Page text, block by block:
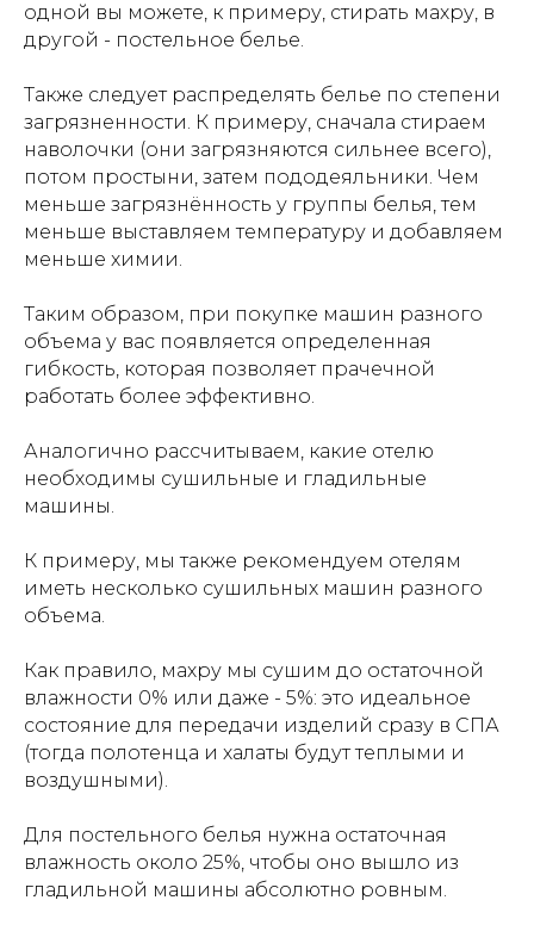
одной вы можете, к примеру, стирать махру, в
другой - постельное белье.
Также следует распределять белье по степени
загрязненности. К примеру, сначала стираем
наволочки (они загрязняются сильнее всего),
потом простыни, затем пододеяльники. Чем
меньше загрязнённость у группы белья, тем
меньше выставляем температуру и добавляем
меньше химии.
Таким образом, при покупке машин разного
объема у вас появляется определенная
гибкость, которая позволяет прачечной
работать более эффективно.
Аналогично рассчитываем, какие отелю
необходимы сушильные и гладильные
машины.
К примеру, мы также рекомендуем отелям
иметь несколько сушильных машин разного
объема.
Как правило, махру мы сушим до остаточной
влажности 0% или даже - 5%: это идеальное
состояние для передачи изделий сразу в СПА
(тогда полотенца и халаты будут теплыми и
воздушными).
Для постельного белья нужна остаточная
влажность около 25%, чтобы оно вышло из
гладильной машины абсолютно ровным.